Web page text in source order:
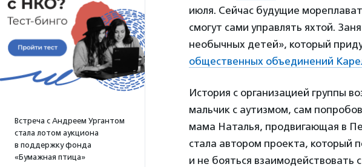
Встреча с Андреем Ургантом
стала лотом аукциона
в поддержку фонда
«Бумажная птица»
июля. Сейчас будущие
смогут сами управлять яхтой.
необычных детей», который
общественных объединений
История с организацией группы
мальчик с аутизмом, сам
мама Наталья, продвигающая в
стала автором проекта, который
и не бояться взаимодействовать